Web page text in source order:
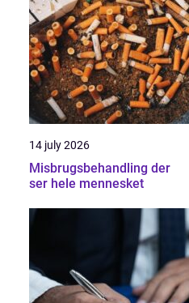
14 july 2026
Misbrugsbehandling der
ser hele mennesket